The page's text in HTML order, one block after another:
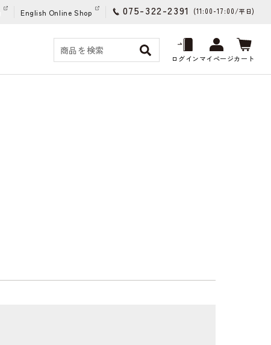
English Online Shop 075-322-2391 (11:00-17:00/平日)
ログインマイページカート